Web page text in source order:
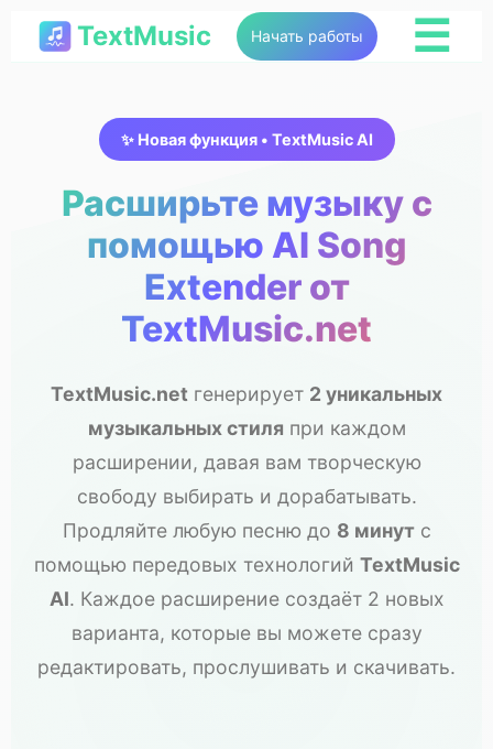
TextMusic Начать работы ☰
✨ Новая функция • TextMusic AI
Расширьте музыку с
помощью AI Song
Extender от
TextMusic.net
TextMusic.net генерирует 2 уникальных
музыкальных стиля при каждом
расширении, давая вам творческую
свободу выбирать и дорабатывать.
Продляйте любую песню до 8 минутс
помощью передовых технологий TextMusic
AI. Каждое расширение создаёт 2 новых
варианта, которые вы можете сразу
редактировать, прослушивать и скачивать.